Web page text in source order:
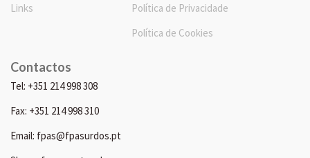
Links
Política de Privacidade
Política de Cookies
Contactos
Tel: +351 214 998 308
Fax: +351 214 998 310
Email: fpas@fpasurdos.pt